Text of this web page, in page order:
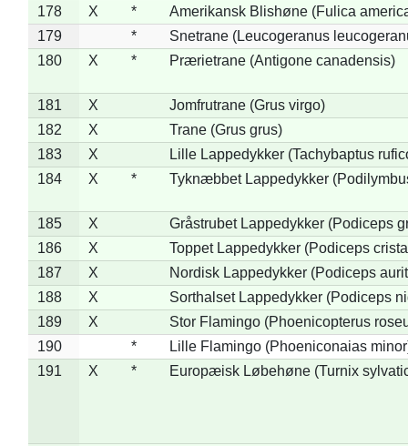
178
X *
Amerikansk Blishøne (Fulica
179
*
Snetrane (Leucogeranus
180
X * Prærietrane (Antigone canadensis)
181 X
Jomfrutrane (Grus virgo)
182
X
Trane (Grus grus)
183
X
Lille Lappedykker (Tachybaptus
184
X * Tyknæbbet Lappedykker
185 X
Gråstrubet Lappedykker (Podiceps
186
X
Toppet Lappedykker (Podiceps
187
X
Nordisk Lappedykker (Podiceps
188
X
Sorthalset Lappedykker (Podiceps
189
X
Stor Flamingo (Phoenicopterus
190
*
Lille Flamingo (Phoeniconaias
191
X * Europæisk Løbehøne (Turnix